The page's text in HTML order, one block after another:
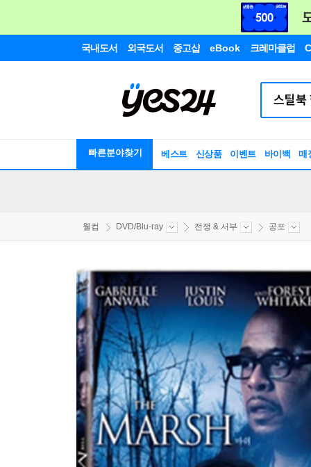
국내도서 외국도서 중고샵 eBook 크레마클럽
빠른분야찾기 베스트 신상품 이벤트 바이백 매
웰컴 DVD/Blu-ray 전쟁 & 서부 공포